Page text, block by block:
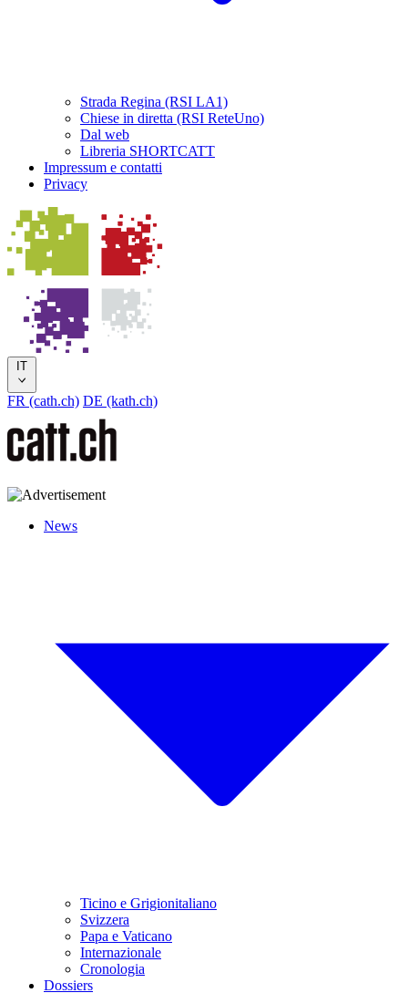
Strada Regina (RSI LA1)
Chiese in diretta (RSI ReteUno)
Dal web
Libreria SHORTCATT
Impressum e contatti
Privacy
IT
FR (cath.ch) DE (kath.ch)
News
Ticino e Grigionitaliano
Svizzera
Papa e Vaticano
Internazionale
Cronologia
Dossiers